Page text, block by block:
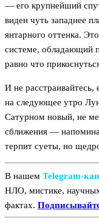
— его крупнейший
виден чуть западнее
янтарного оттенка.
системе, обладающий
равно что
И не расстраивайтесь,
на следующее утро
Сатурном новый, не
сближения —
терпит суеты, но
В нашем
НЛО, мистике,
фактах.